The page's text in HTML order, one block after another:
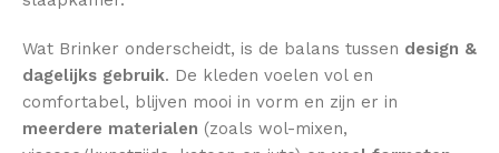
Wat Brinker onderscheidt, is de balans tussen design &
dagelijks gebruik. De kleden voelen vol en
comfortabel, blijven mooi in vorm en zijn er in
meerdere materialen (zoals wol-mixen,